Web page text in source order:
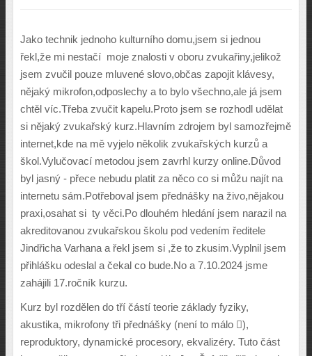
Jako technik jednoho kulturního domu,jsem si jednou
řekl,že mi nestačí moje znalosti v oboru zvukařiny,jelikož
jsem zvučil pouze mluvené slovo,občas zapojit klávesy,
nějaký mikrofon,odposlechy a to bylo všechno,ale já jsem
chtěl víc.Třeba zvučit kapelu.Proto jsem se rozhodl udělat
si nějaký zvukařský kurz.Hlavním zdrojem byl samozřejmě
internet,kde na mě vyjelo několik zvukařských kurzů a
škol.Vylučovací metodou jsem zavrhl kurzy online.Důvod
byl jasný - přece nebudu platit za něco co si můžu najít na
internetu sám.Potřeboval jsem přednášky na živo,nějakou
praxi,osahat si ty věci.Po dlouhém hledání jsem narazil na
akreditovanou zvukařskou školu pod vedením ředitele
Jindřicha Varhana a řekl jsem si ,že to zkusim.Vyplnil jsem
přihlášku odeslal a čekal co bude.No a 7.10.2024 jsme
zahájili 17.ročník kurzu.
Kurz byl rozdělen do tří částí teorie základy fyziky,
akustika, mikrofony tři přednášky (není to málo ),
reproduktory, dynamické procesory, ekvalizéry. Tuto část